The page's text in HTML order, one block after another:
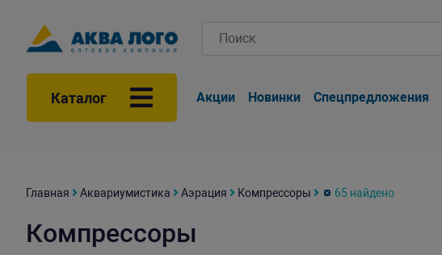
Каталог Акции Новинки Спецпредложения
Главная Аквариумистика Аэрация Компрессоры 65 найдено
Компрессоры